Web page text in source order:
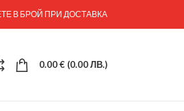
В БРОЙ ПРИ ДОСТАВКА
0.00€ (0.00 ЛВ.)